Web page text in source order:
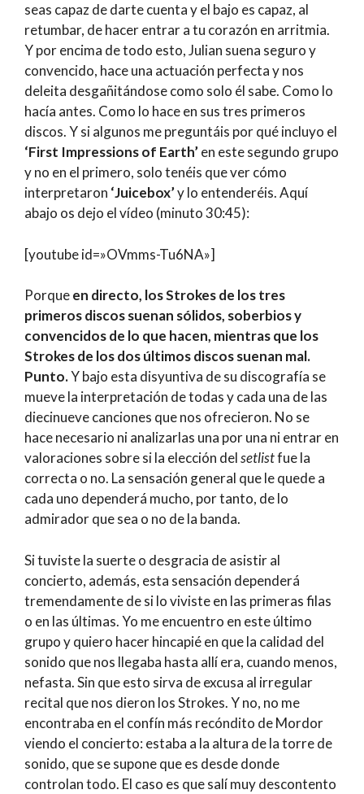
seas capaz de darte cuenta y el bajo es capaz, al
retumbar, de hacer entrar a tu corazón en arritmia.
Y por encima de todo esto, Julian suena seguro y
convencido, hace una actuación perfecta y nos
deleita desgañitándose como solo él sabe. Como lo
hacía antes. Como lo hace en sus tres primeros
discos. Y si algunos me preguntáis por qué incluyo el
‘First Impressions of Earth’en este segundo grupo
y no en el primero, solo tenéis que ver cómo
interpretaron ‘Juicebox’y lo entenderéis. Aquí
abajo os dejo el vídeo (minuto 30:45):
[youtube id=»OVmms-Tu6NA»]
Porqueen directo, los Strokes de los tres
primeros discos suenan sólidos, soberbios y
convencidos de lo que hacen, mientras que los
Strokes de los dos últimos discos suenan mal.
Punto.Y bajo esta disyuntiva de su discografía se
mueve la interpretación de todas y cada una de las
diecinueve canciones que nos ofrecieron. No se
hace necesario ni analizarlas una por una ni entrar en
valoraciones sobre si la elección delsetlistfue la
correcta o no. La sensación general que le quede a
cada uno dependerá mucho, por tanto, de lo
admirador que sea o no de la banda.
Si tuviste la suerte o desgracia de asistir al
concierto, además, esta sensación dependerá
tremendamente de si lo viviste en las primeras filas
o en las últimas. Yo me encuentro en este último
grupo y quiero hacer hincapié en que la calidad del
sonido que nos llegaba hasta allí era, cuando menos,
nefasta. Sin que esto sirva de excusa al irregular
recital que nos dieron los Strokes. Y no, no me
encontraba en el confín más recóndito de Mordor
viendo el concierto: estaba a la altura de la torre de
sonido, que se supone que es desde donde
controlan todo. El caso es que salí muy descontento